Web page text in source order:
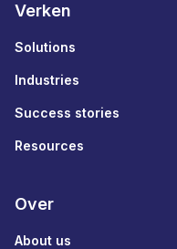
Verken
Solutions
Industries
Success stories
Resources
Over
About us